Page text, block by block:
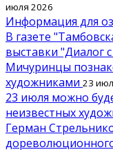
июля 2026
Информация для
В газете
выставки "Диалог
Мичуринцы
художниками 23
23 июля можно
неизвестных
Герман